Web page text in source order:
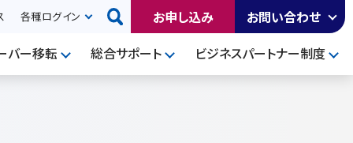
各種ログイン お申し込み
お問い合わせ
バー移転
総合サポート ビジネスパートナー制度